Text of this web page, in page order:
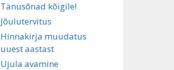
Tänusõnad kõigile!
Jõulutervitus
Hinnakirja muudatus
uuest aastast
Ujula avamine